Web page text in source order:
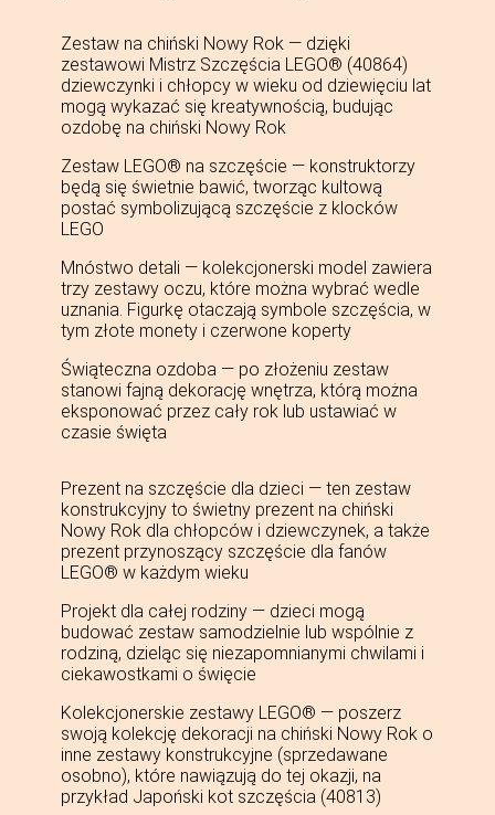
Zestaw na chiński Nowy Rok — dzięki
zestawowi Mistrz Szczęścia LEGO® (40864)
dziewczynki i chłopcy w wieku od dziewięciu lat
mogą wykazać się kreatywnością, budując
ozdobę na chiński Nowy Rok
Zestaw LEGO® na szczęście — konstruktorzy
będą się świetnie bawić, tworząc kultową
postać symbolizującą szczęście z klocków
LEGO
Mnóstwo detali — kolekcjonerski model zawiera
trzy zestawy oczu, które można wybrać wedle
uznania. Figurkę otaczają symbole szczęścia, w
tym złote monety i czerwone koperty
Świąteczna ozdoba — po złożeniu zestaw
stanowi fajną dekorację wnętrza, którą można
eksponować przez cały rok lub ustawiać w
czasie święta
Prezent na szczęście dla dzieci — ten zestaw
konstrukcyjny to świetny prezent na chiński
Nowy Rok dla chłopców i dziewczynek, a także
prezent przynoszący szczęście dla fanów
LEGO® w każdym wieku
Projekt dla całej rodziny — dzieci mogą
budować zestaw samodzielnie lub wspólnie z
rodziną, dzieląc się niezapomnianymi chwilami i
ciekawostkami o święcie
Kolekcjonerskie zestawy LEGO® — poszerz
swoją kolekcję dekoracji na chiński Nowy Rok o
inne zestawy konstrukcyjne (sprzedawane
osobno), które nawiązują do tej okazji, na
przykład Japoński kot szczęścia (40813)